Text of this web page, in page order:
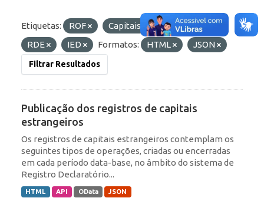
Etiquetas: ROF
Capitais Estrangeiros
RDE
IED Formatos: HTML JSON
Filtrar Resultados
Publicação dos registros de capitais
estrangeiros
Os registros de capitais estrangeiros contemplam os
seguintes tipos de operações, criadas ou encerradas
em cada período data-base, no âmbito do sistema de
Registro Declaratório...
HTML API OData JSON